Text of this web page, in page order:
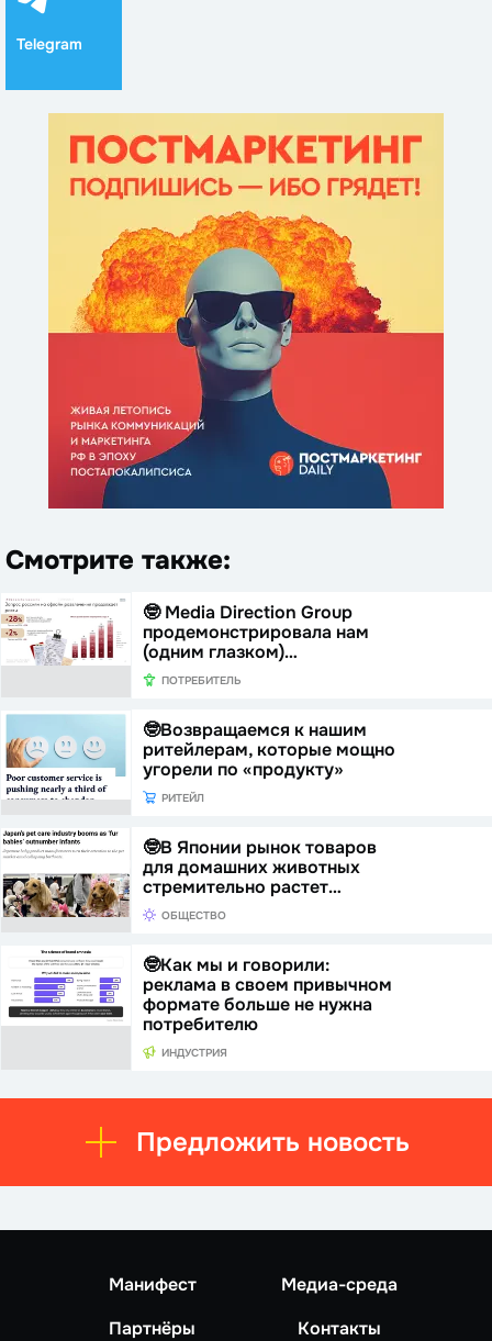
Telegram
Смотрите также:
🤓 Media Direction Group
продемонстрировала нам
(одним глазком)…
ПОТРЕБИТЕЛЬ
🤓Возвращаемся к нашим
ритейлерам, которые мощно
угорели по «продукту»
РИТЕЙЛ
🤓В Японии рынок товаров
для домашних животных
стремительно растет…
ОБЩЕСТВО
🤓Как мы и говорили:
реклама в своем привычном
формате больше не нужна
потребителю
ИНДУСТРИЯ
Предложить новость
Манифест
Медиа-среда
Партнёры
Контакты